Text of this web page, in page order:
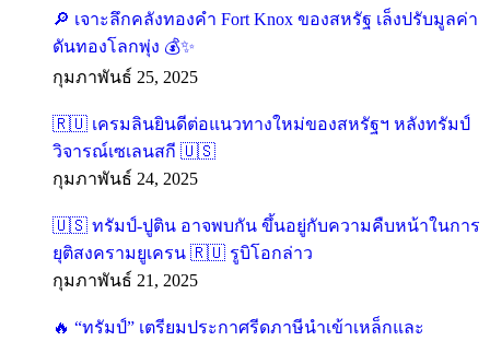
🔎 เจาะลึกคลังทองคำ Fort Knox ของสหรัฐ เล็งปรับมูลค่า
ดันทองโลกพุ่ง 💰✨
กุมภาพันธ์ 25, 2025
🇷🇺 เครมลินยินดีต่อแนวทางใหม่ของสหรัฐฯ หลังทรัมป์
วิจารณ์เซเลนสกี 🇺🇸
กุมภาพันธ์ 24, 2025
🇺🇸 ทรัมป์-ปูติน อาจพบกัน ขึ้นอยู่กับความคืบหน้าในการ
ยุติสงครามยูเครน 🇷🇺 รูบิโอกล่าว
กุมภาพันธ์ 21, 2025
🔥 “ทรัมป์” เตรียมประกาศรีดภาษีนำเข้าเหล็กและ